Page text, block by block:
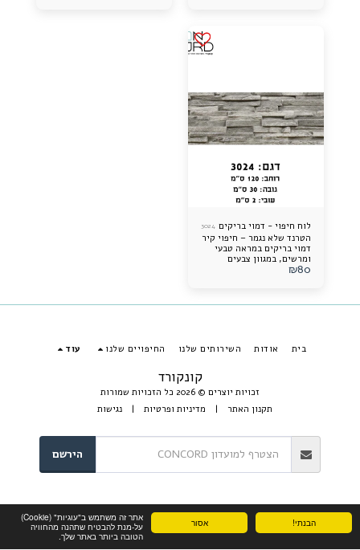
הבנתי! אסור
אתר זה משתמש ב"עוגיות" (Cookie)
על-מנת להבטיח שתהנה מהחוויה
הטובה ביותר באתר שלך.
לוח חיפוי - דמוי בריקים 3024
הטרנד שלא נגמר – חיפוי קיר
דמוי בריקים במראה טבעי
ומרשים, במגוון צבעים
וגוונים שילכדו את העין
₪80
קונקורד
זכויות יוצרים © 2026 כל הזכויות שמורות
תקנון האתר | מדיניות ופרטיות | נגישות
בית אודות השירותים שלנו החיפויים שלנו עוד
הירשם